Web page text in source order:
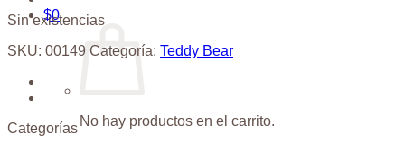
$0
No hay productos en el carrito.
Sin existencias
SKU: 00149 Categoría: Teddy Bear
Categorías